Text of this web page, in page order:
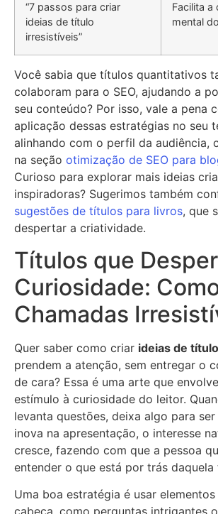
“7 passos para criar
ideias de título
irresistíveis”
Facilita a
mental
Você sabia que títulos quantitativos
colaboram para o SEO, ajudando a
seu conteúdo? Por isso, vale a pena
aplicação dessas estratégias no seu
alinhando com o perfil da audiência,
na seção otimização de SEO para
Curioso para explorar mais ideias
inspiradoras? Sugerimos também
sugestões de títulos para livros, que
despertar a criatividade.
Títulos que
Curiosidade:
Chamadas
Quer saber como criar ideias de título
prendem a atenção, sem entregar o
de cara? Essa é uma arte que
estímulo à curiosidade do leitor.
levanta questões, deixa algo para
inova na apresentação, o interesse
cresce, fazendo com que a pessoa
entender o que está por trás daquela
Uma boa estratégia é usar
cabeça, como perguntas intrigantes